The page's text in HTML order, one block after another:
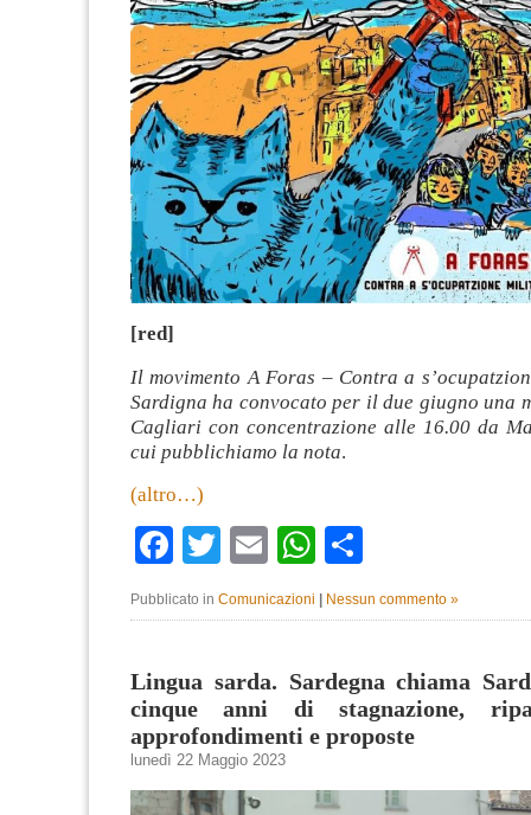
[red]
Il movimento A Foras – Contra a
Sardigna ha convocato per il due giugno una
Cagliari con concentrazione alle 16.00 da
cui pubblichiamo la nota.
(altro…)
Facebook
TwitterEmailWhatsApp
Pubblicato in Comunicazioni Nessun commento »
Lingua sarda. Sardegna chiama
cinque anni di stagnazione,
approfondimenti e proposte
lunedì 22 Maggio 2023